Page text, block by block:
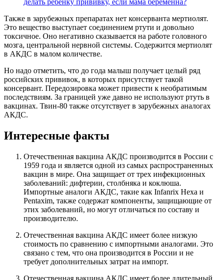
делать ребенку прививку, если мама беременна?
Также в зарубежных препаратах нет консерванта мертиолят.
Это вещество выступает соединением ртути и довольно
токсичное. Оно негативно сказывается на работе головного
мозга, центральной нервной системы. Содержится мертиолят
в АКДС в малом количестве.
Но надо отметить, что до года малыш получает целый ряд
российских прививок, в которых присутствует такой
консервант. Передозировка может привести к необратимым
последствиям. За границей уже давно не используют ртуть в
вакцинах. Твин-80 также отсутствует в зарубежных аналогах
АКДС.
Интересные факты
Отечественная вакцина АКДС производится в России с
1959 года и является одной из самых распространенных
вакцин в мире. Она защищает от трех инфекционных
заболеваний: дифтерии, столбняка и коклюша.
Импортные аналоги АКДС, такие как Infanrix Hexa и
Pentaxim, также содержат компоненты, защищающие от
этих заболеваний, но могут отличаться по составу и
производителю.
Отечественная вакцина АКДС имеет более низкую
стоимость по сравнению с импортными аналогами. Это
связано с тем, что она производится в России и не
требует дополнительных затрат на импорт.